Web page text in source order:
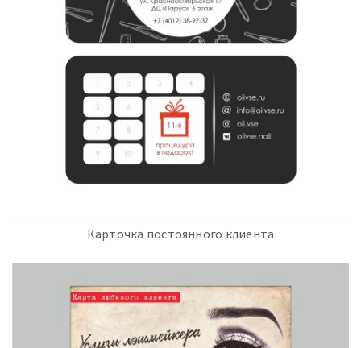
Карточка постоянного клиента